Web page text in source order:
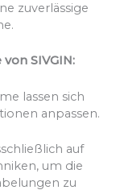
zuverlässige
SIVGIN:
lassen sich
anpassen.
auf
um die
zu